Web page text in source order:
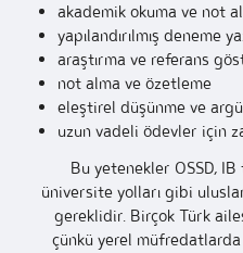
akademik okuma ve not
yapılandırılmış deneme
araştırma ve referans
not alma ve özetleme
eleştirel düşünme ve
uzun vadeli ödevler için
Bu yetenekler OSSD,
üniversite yolları gibi
gereklidir. Birçok Türk
çünkü yerel müfredatlarda